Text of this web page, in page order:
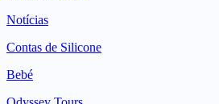
Notícias
Contas de Silicone
Bebé